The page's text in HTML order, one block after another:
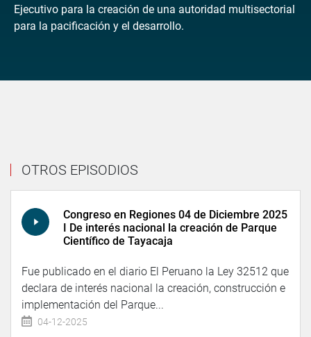
Ejecutivo para la creación de una autoridad multisectorial
para la pacificación y el desarrollo.
OTROS EPISODIOS
Congreso en Regiones 04 de Diciembre 2025
I De interés nacional la creación de Parque
Científico de Tayacaja
Fue publicado en el diario El Peruano la Ley 32512 que
declara de interés nacional la creación, construcción e
implementación del Parque...
04-12-2025